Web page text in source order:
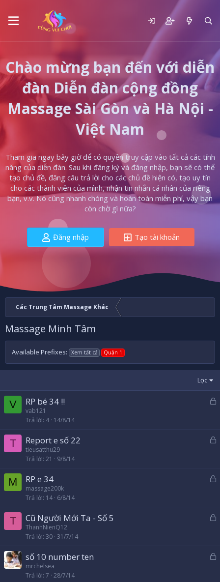
Chào mừng bạn đến với diễn
đàn Diễn đàn cộng đồng
Massage Sài Gòn và Hà Nội -
Việt Nam
Tham gia ngay bây giờ để có quyền truy cập vào tất cả các tính
năng của diễn đàn. Sau khi đăng ký và đăng nhập, bạn sẽ có thể
tạo chủ đề, đăng câu trả lời cho các chủ đề hiện có, tạo uy tín
cho các thành viên của mình, nhận tin nhắn cá nhân của riêng
bạn, v.v. Nó cũng nhanh chóng và hoàn toàn miễn phí, vậy bạn
còn chờ gì nữa?
Đăng nhập Tạo tài khoản
Các Trung Tâm Massage Khác
Massage Minh Tâm
Available Prefixes: Xem tất cả Quận 1
Lọc
V
ó
RP bé 34 !!
vab121
Trả lời 4 14/8/14
T
ó
Report e số 22
tieusatthu29
Trả lời 21 9/8/14
M
ó
RP e 34
massage200k
Trả lời 14 6/8/14
T
ó
Cũ Người Mới Ta - Số 5
ThanhNienQ12
Trả lời 30 31/7/14
số 10 number ten
mrchelsea
Trả lời 7 28/7/14